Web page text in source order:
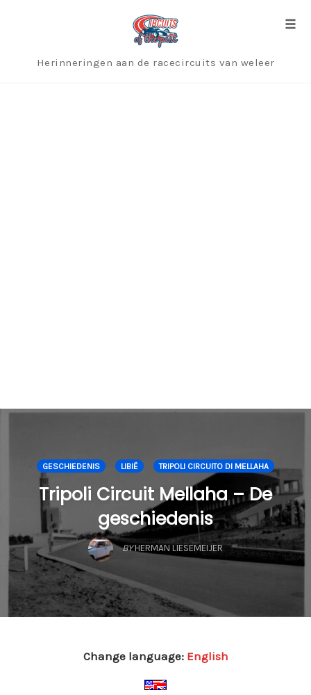
Herinneringen aan de racecircuits van weleer
GESCHIEDENIS LIBIË TRIPOLI CIRCUITO DI MELLAHA
Tripoli Circuit Mellaha – De
geschiedenis
BY HERMAN LIESEMEIJER
Change language: English